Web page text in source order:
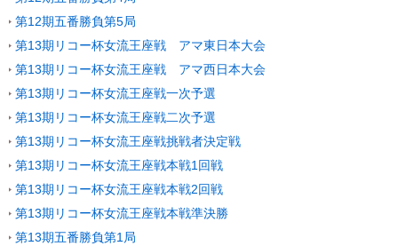
第12期五番勝負第5局
第13期リコー杯女流王座戦 アマ東日本大会
第13期リコー杯女流王座戦 アマ西日本大会
第13期リコー杯女流王座戦一次予選
第13期リコー杯女流王座戦二次予選
第13期リコー杯女流王座戦挑戦者決定戦
第13期リコー杯女流王座戦本戦1回戦
第13期リコー杯女流王座戦本戦2回戦
第13期リコー杯女流王座戦本戦準決勝
第13期五番勝負第1局